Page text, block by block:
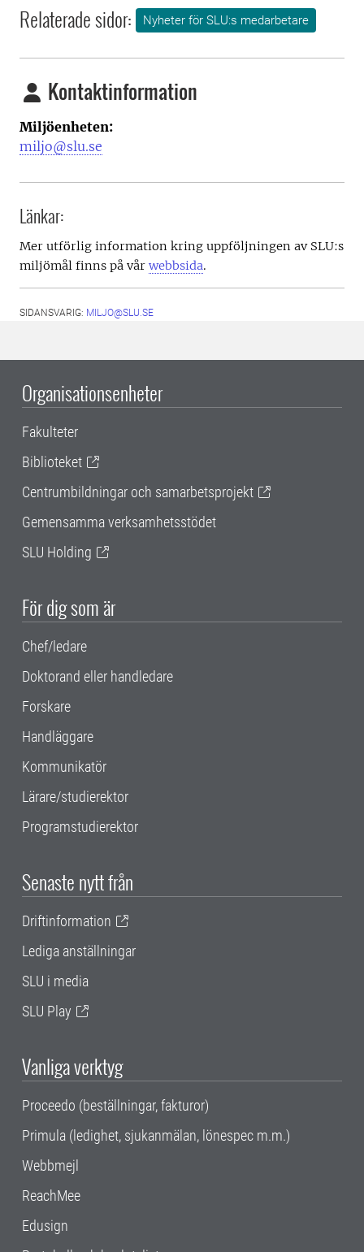
Relaterade sidor: Nyheter för SLU:s medarbetare
Kontaktinformation
Miljöenheten:
miljo@slu.se
Länkar:
Mer utförlig information kring uppföljningen av SLU:s
miljömål finns på vår webbsida.
SIDANSVARIG: MILJO@SLU.SE
Organisationsenheter
Fakulteter
Biblioteket
Centrumbildningar och samarbetsprojekt
Gemensamma verksamhetsstödet
SLU Holding
För dig som är
Chef/ledare
Doktorand eller handledare
Forskare
Handläggare
Kommunikatör
Lärare/studierektor
Programstudierektor
Senaste nytt från
Driftinformation
Lediga anställningar
SLU i media
SLU Play
Vanliga verktyg
Proceedo (beställningar, fakturor)
Primula (ledighet, sjukanmälan, lönespec m.m.)
Webbmejl
ReachMee
Edusign